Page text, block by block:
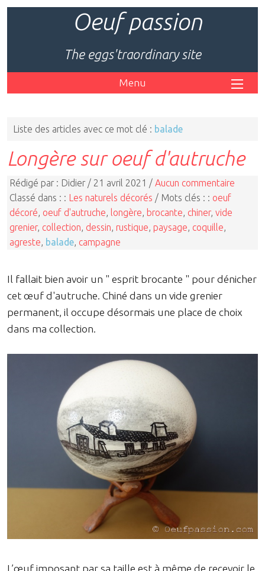
Oeuf passion
The eggs'traordinary site
Menu
Liste des articles avec ce mot clé : balade
Longère sur oeuf d'autruche
Rédigé par : Didier / 21 avril 2021 / Aucun commentaire
Classé dans : : Les naturels décorés / Mots clés : : oeuf
décoré oeuf d'autruche longère brocante chiner, vide
grenier, collection dessin rustique paysage coquille
agreste
balade campagne
Il fallait bien avoir un " esprit brocante " pour dénicher
cet œuf d'autruche. Chiné dans un vide grenier
permanent, il occupe désormais une place de choix
dans ma collection.
L’œuf imposant par sa taille est à même de recevoir le